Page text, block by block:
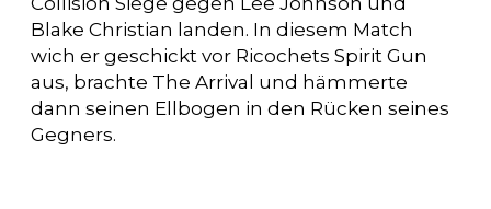
Blake Christian landen. In diesem Match
wich er geschickt vor Ricochets Spirit Gun
aus, brachte The Arrival und hämmerte
dann seinen Ellbogen in den Rücken seines
Gegners.